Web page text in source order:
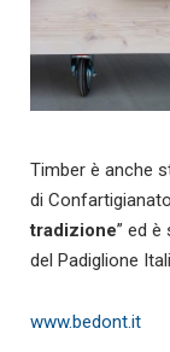
Timber è anche
di
tradizione” ed è
del Padiglione
www.bedont.it